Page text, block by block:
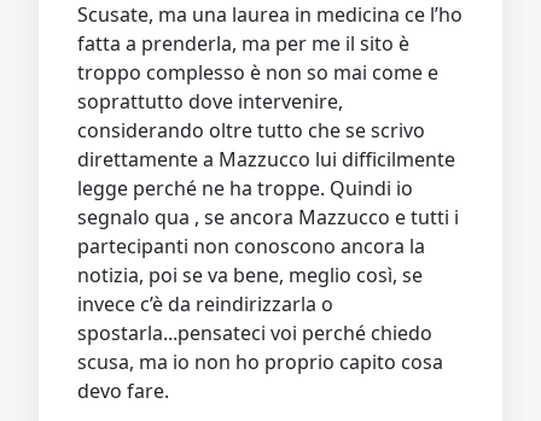
Scusate, ma una laurea in medicina ce l’ho
fatta a prenderla, ma per me il sito è
troppo complesso è non so mai come e
soprattutto dove intervenire,
considerando oltre tutto che se scrivo
direttamente a Mazzucco lui difficilmente
legge perché ne ha troppe. Quindi io
segnalo qua , se ancora Mazzucco e tutti i
partecipanti non conoscono ancora la
notizia, poi se va bene, meglio così, se
invece c’è da reindirizzarla o
spostarla...pensateci voi perché chiedo
scusa, ma io non ho proprio capito cosa
devo fare.